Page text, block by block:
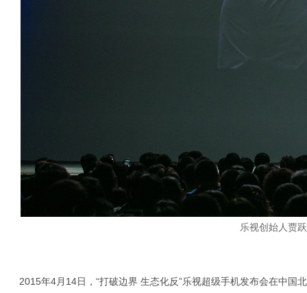
乐视创始人贾
2015年4月14日，“打破边界 生态化反”乐视超级手机发布会在中